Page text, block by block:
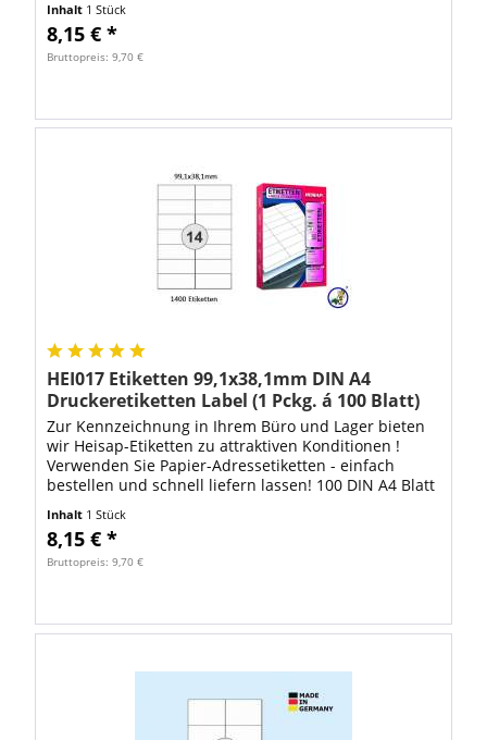
Inhalt 1 Stück
8,15 € *
Bruttopreis: 9,70 €
HEI017 Etiketten 99,1x38,1mm DIN A4
Druckeretiketten Label (1 Pckg. á 100 Blatt)
Zur Kennzeichnung in Ihrem Büro und Lager bieten
wir Heisap-Etiketten zu attraktiven Konditionen !
Verwenden Sie Papier-Adressetiketten - einfach
bestellen und schnell liefern lassen! 100 DIN A4 Blatt
Inhalt 1 Stück
8,15 € *
Bruttopreis: 9,70 €